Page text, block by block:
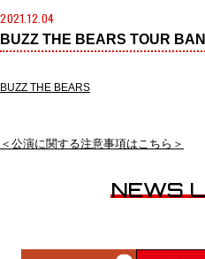
2021.12.04
BUZZ THE BEARS TOUR
BUZZ THE BEARS
＜公演に関する注意事項はこちら＞
NEWS